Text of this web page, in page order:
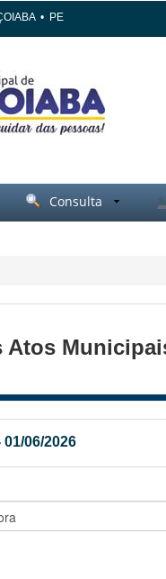
• PE
Consulta
Atos
06/2026